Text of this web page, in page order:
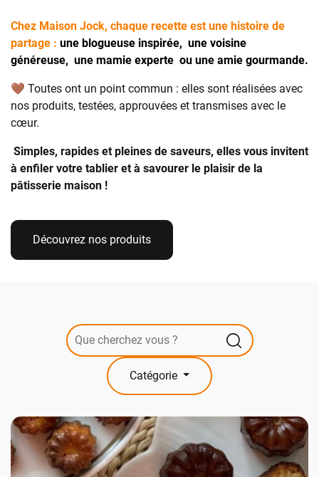
Chez Maison Jock, chaque recette est une histoire de
partage : une blogueuse inspirée, une voisine
généreuse, une mamie experte ou une amie gourmande.
🤎 Toutes ont un point commun : elles sont réalisées avec
nos produits, testées, approuvées et transmises avec le
cœur.
Simples, rapides et pleines de saveurs, elles vous invitent
à enfiler votre tablier et à savourer le plaisir de la
pâtisserie maison !
Découvrez nos produits
Catégorie